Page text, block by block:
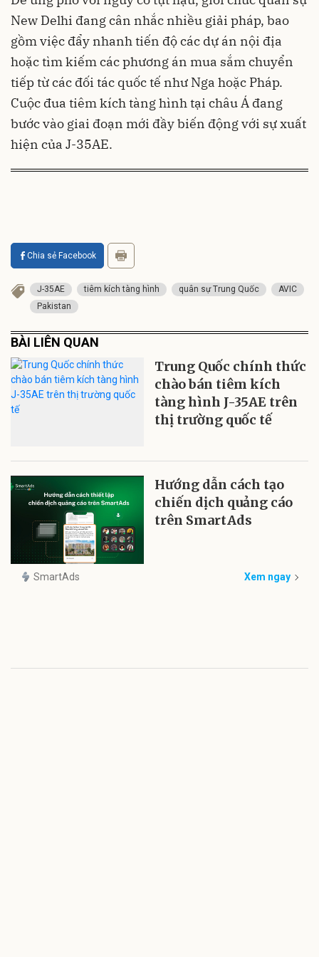
New Delhi đang cân nhắc nhiều giải pháp, bao
gồm việc đẩy nhanh tiến độ các dự án nội địa
hoặc tìm kiếm các phương án mua sắm chuyển
tiếp từ các đối tác quốc tế như Nga hoặc Pháp.
Cuộc đua tiêm kích tàng hình tại châu Á đang
bước vào giai đoạn mới đầy biến động với sự xuất
hiện của J-35AE.
Chia sẻ Facebook
J-35AE tiêm kích tàng hình quân sự Trung Quốc
AVIC
Pakistan
BÀI LIÊN QUAN
Trung Quốc chính thức
chào bán tiêm kích
tàng hình J-35AE trên
thị trường quốc tế
Hướng dẫn cách tạo
chiến dịch quảng cáo
trên SmartAds
SmartAds Xem ngay